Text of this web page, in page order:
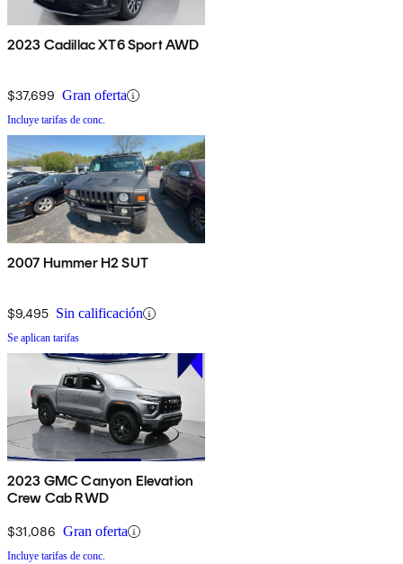
2023 Cadillac XT6 Sport AWD
$37,699 Gran oferta
Incluye tarifas de conc.
2007 Hummer H2 SUT
$9,495 Sin calificación
Se aplican tarifas
2023 GMC Canyon Elevation
Crew Cab RWD
$31,086 Gran oferta
Incluye tarifas de conc.